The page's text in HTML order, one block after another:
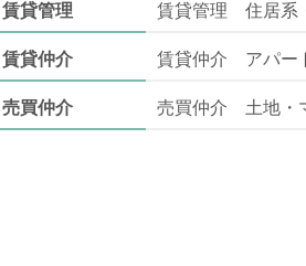
賃貸管理 賃貸管理 住居系
賃貸仲介 賃貸仲介 アパー
売買仲介 売買仲介 土地・